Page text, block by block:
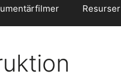
Resurser